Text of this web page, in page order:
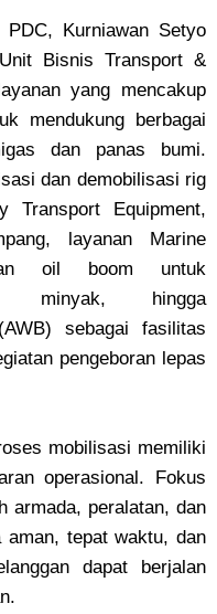
Kurniawan Setyo
Bisnis Transport &
yang mencakup
mendukung berbagai
dan panas bumi.
dan demobilisasi rig
Transport Equipment,
layanan Marine
oil boom untuk
minyak, hingga
sebagai fasilitas
pengeboran lepas
mobilisasi memiliki
operasional. Fokus
armada, peralatan, dan
aman, tepat waktu, dan
dapat berjalan